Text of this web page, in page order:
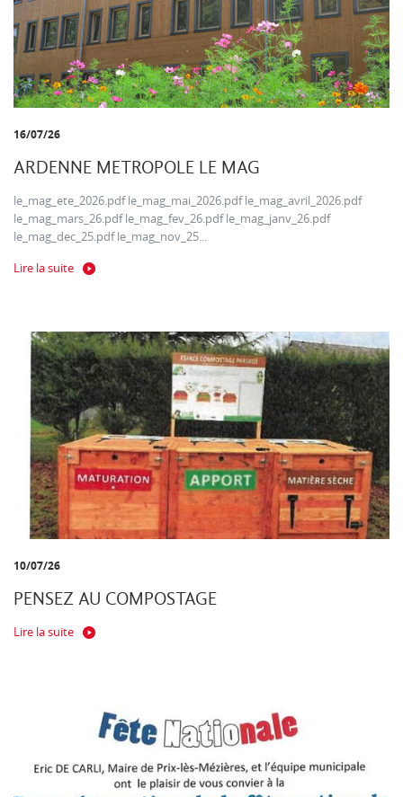
16/07/26
ARDENNE METROPOLE LE MAG
le_mag_ete_2026.pdf le_mag_mai_2026.pdf le_mag_avril_2026.pdf
le_mag_mars_26.pdf le_mag_fev_26.pdf le_mag_janv_26.pdf
le_mag_dec_25.pdf le_mag_nov_25...
Lire la suite
10/07/26
PENSEZ AU COMPOSTAGE
Lire la suite